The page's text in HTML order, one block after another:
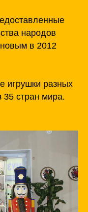
народов
в 2012
игрушки разных
35 стран мира.